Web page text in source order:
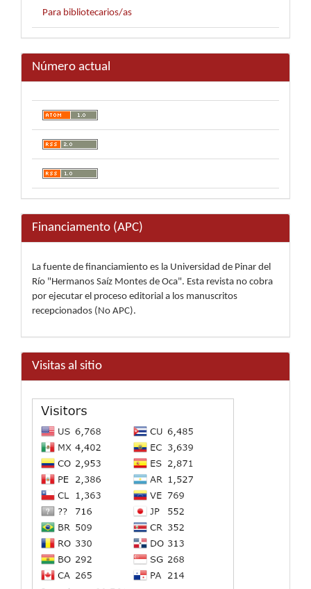
Para bibliotecarios/as
Número actual
Financiamento (APC)
La fuente de financiamiento es la Universidad de Pinar del
Río "Hermanos Saíz Montes de Oca". Esta revista no cobra
por ejecutar el proceso editorial a los manuscritos
recepcionados (No APC).
Visitas al sitio